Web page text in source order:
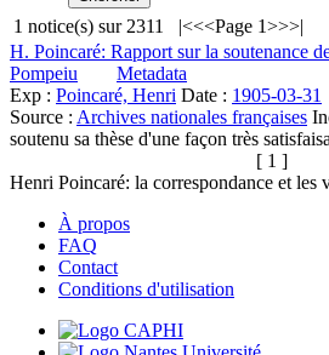
1 notice(s) sur 2311 |<<<Page 1>>>|
H. Poincaré: Rapport sur la soutenance
Pompeiu
Metadata
Exp : Poincaré, Henri Date : 1905-03-31
Source : Archives nationales françaises
soutenu sa thèse d'une façon très
[ 1 ]
Henri Poincaré: la correspondance et les
À propos
FAQ
Contact
Conditions d'utilisation